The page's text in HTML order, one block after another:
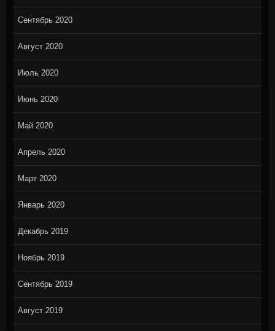
Сентябрь 2020
Август 2020
Июль 2020
Июнь 2020
Май 2020
Апрель 2020
Март 2020
Январь 2020
Декабрь 2019
Ноябрь 2019
Сентябрь 2019
Август 2019